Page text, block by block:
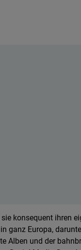
konsequent ihren
ganz Europa,
Alben und der